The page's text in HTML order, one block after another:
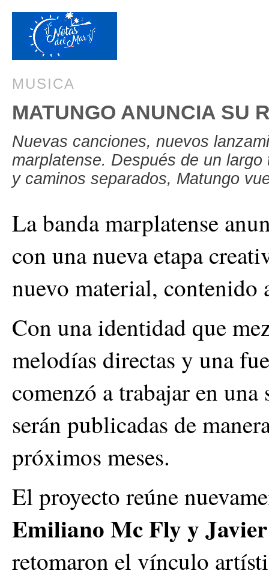
MUSICA
MATUNGO ANUNCIA SU
Nuevas canciones, nuevos
marplatense. Después de un
y caminos separados, Matungo
La banda marplatense
con una nueva etapa
nuevo material, contenido
Con una identidad que
melodías directas y una
comenzó a trabajar en
serán publicadas de
próximos meses.
El proyecto reúne
Emiliano Mc Fly y
retomaron el vínculo